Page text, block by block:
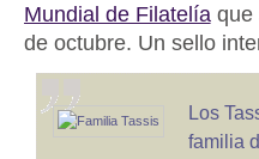
Mundial de Filatelíaque
de octubre. Un sello
Los
familia